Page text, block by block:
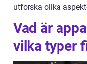
utforska olika
Vad är
vilka typer